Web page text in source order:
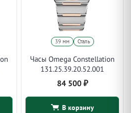
39 мм Сталь
Часы Omega Constellation
131.25.39.20.52.001
84 500 ₽
В корзину